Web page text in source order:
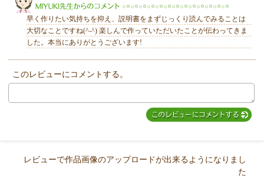
MIYUKI先生からのコメント
早く作りたい気持ちを抑え、説明書をまずじっくり読んでみることは
大切なことですね(^-^) 楽しんで作っていただいたことが伝わってきま
した。本当にありがとうございます!
このレビューにコメントする。
レビューで作品画像のアップロードが出来るようになりまし
た